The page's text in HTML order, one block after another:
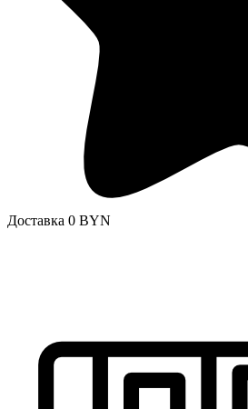
Доставка 0 BYN